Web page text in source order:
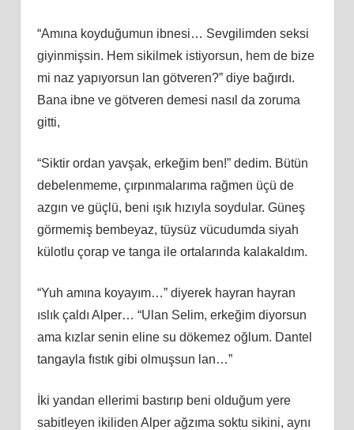
“Amına koyduğumun ibnesi… Sevgilimden seksi
giyinmişsin. Hem sikilmek istiyorsun, hem de bize
mi naz yapıyorsun lan götveren?” diye bağırdı.
Bana ibne ve götveren demesi nasıl da zoruma
gitti,
“Siktir ordan yavşak, erkeğim ben!” dedim. Bütün
debelenmeme, çırpınmalarıma rağmen üçü de
azgın ve güçlü, beni ışık hızıyla soydular. Güneş
görmemiş bembeyaz, tüysüz vücudumda siyah
külotlu çorap ve tanga ile ortalarında kalakaldım.
“Yuh amına koyayım…” diyerek hayran hayran
ıslık çaldı Alper… “Ulan Selim, erkeğim diyorsun
ama kızlar senin eline su dökemez oğlum. Dantel
tangayla fıstık gibi olmuşsun lan…”
İki yandan ellerimi bastırıp beni olduğum yere
sabitleyen ikiliden Alper ağzıma soktu sikini, aynı